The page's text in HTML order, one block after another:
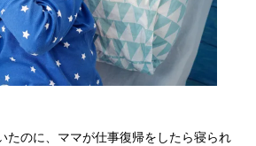
たのに、ママが仕事復帰をしたら寝られ